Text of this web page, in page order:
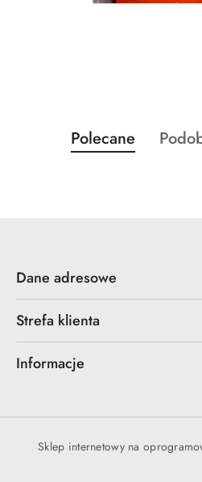
Pomiń karuzelę produktów
Produkty
o
Polecane
Dane adresowe
Strefa klienta
Informacje
Sklep internetowy na